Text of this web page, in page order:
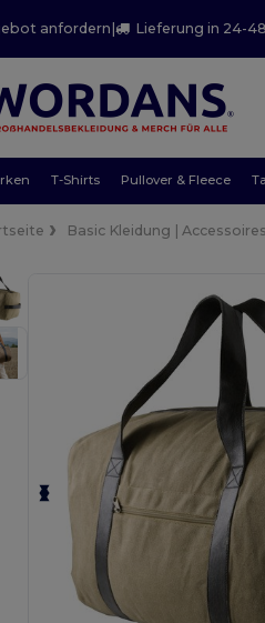
anfordern | Lieferung in 24-
T-Shirts Pullover & Fleece
Basic Kleidung | Accessoires